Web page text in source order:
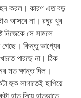
করল। কারণ এত বড়
আসবে না। রঘুর খুব
সে সামলে
কিন্তু ভাগ্যের
পারছে না। ঠিক
মত ক্ষান্ত দিল।
হুক লাগাতেই হাপিয়ে
হাত দিয়ে হাতড়াতে